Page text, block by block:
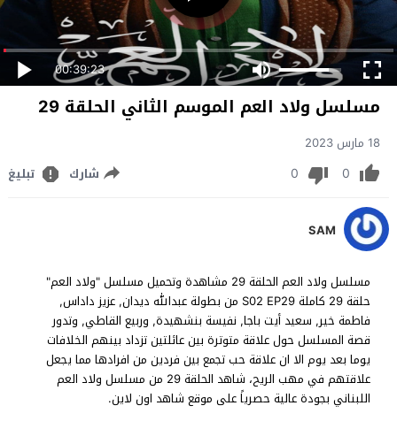
00:39:23
مسلسل ولاد العم الموسم الثاني الحلقة 29
18 مارس 2023
0
0 شارك تبليغ
SAM
مسلسل ولاد العم الحلقة 29 مشاهدة وتحميل مسلسل "ولاد العم"
حلقة 29 كاملة S02 EP29 من بطولة عبدالله ديدان, عزيز داداس,
فاطمة خير, سعيد أيت باجا, نفيسة بنشهيدة, وربيع القاطي, وتدور
قصة المسلسل حول علاقة متوترة بين عائلتين تزداد بينهم الخلافات
يوما بعد يوم الا ان علاقة حب تجمع بين فردين من افرادها مما يجعل
علاقتهم في مهب الريح، شاهد الحلقة 29 من مسلسل ولاد العم
اللبناني بجودة عالية حصرياً على موقع شاهد اون لاين.